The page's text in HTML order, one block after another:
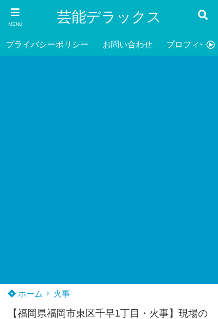
MENU 芸能デラックス
プライバシーポリシー お問い合わせ プロフィール
ホーム 火事
【福岡県福岡市東区千早1丁目・火事】現場の